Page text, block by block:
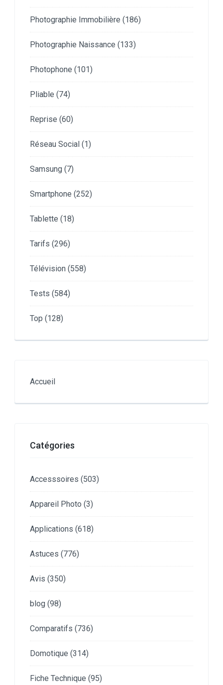
Photographie Immobilière (186)
Photographie Naissance (133)
Photophone (101)
Pliable (74)
Reprise (60)
Réseau Social (1)
Samsung (7)
Smartphone (252)
Tablette (18)
Tarifs (296)
Télévision (558)
Tests (584)
Top (128)
Accueil
Catégories
Accesssoires (503)
Appareil Photo (3)
Applications (618)
Astuces (776)
Avis (350)
blog (98)
Comparatifs (736)
Domotique (314)
Fiche Technique (95)